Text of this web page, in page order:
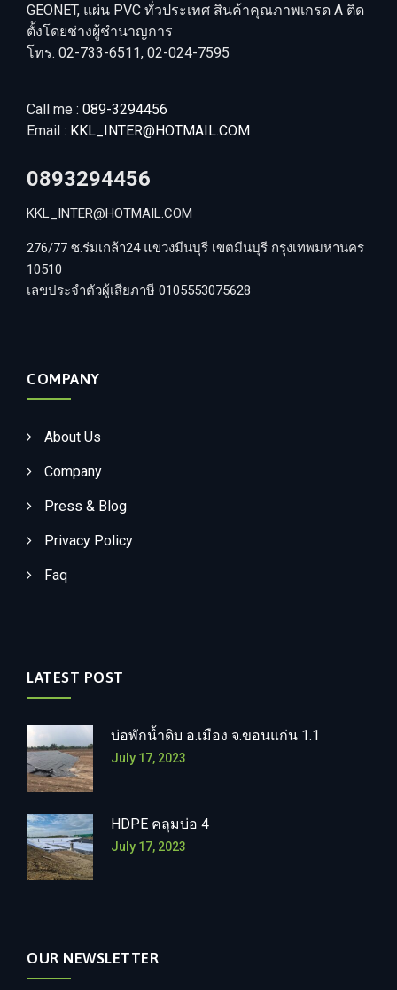
GEONET, แผ่น PVC ทั่วประเทศ สินค้าคุณภาพเกรด A ติด
ตั้งโดยช่างผู้ชำนาญการ
โทร. 02-733-6511, 02-024-7595
Call me : 089-3294456
Email : KKL_INTER@HOTMAIL.COM
0893294456
KKL_INTER@HOTMAIL.COM
276/77 ซ.ร่มเกล้า24 แขวงมีนบุรี เขตมีนบุรี กรุงเทพมหานคร
10510
เลขประจำตัวผู้เสียภาษี 0105553075628
COMPANY
About Us
Company
Press & Blog
Privacy Policy
Faq
LATEST POST
บ่อพักน้ำดิบ อ.เมือง จ.ขอนแก่น 1.1
July 17, 2023
HDPE คลุมบ่อ 4
July 17, 2023
OUR NEWSLETTER